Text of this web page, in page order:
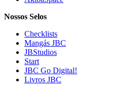
Nossos Selos
Checklists
Mangás JBC
JBStudios
Start
JBC Go Digital!
Livros JBC